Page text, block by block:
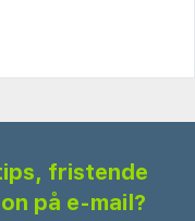
fristende
på e-mail?